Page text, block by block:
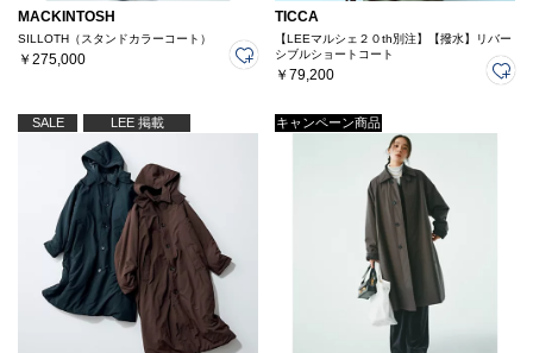
MACKINTOSH
SILLOTH（スタンドカラーコート）
￥275,000
TICCA
【LEEマルシェ２０th別注】【撥水】リバー
シブルショートコート
￥79,200
SALE LEE 掲載 キャンペーン商品